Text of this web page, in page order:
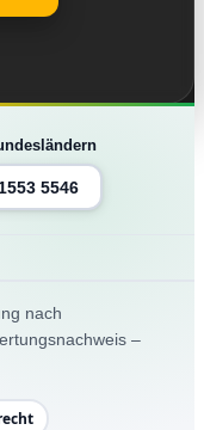
5546
nach
–